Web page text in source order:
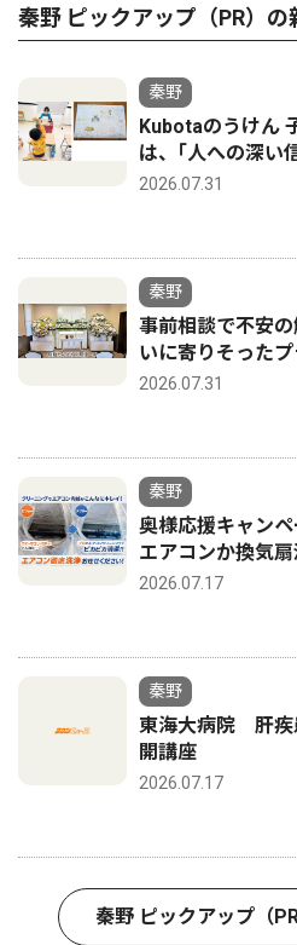
秦野 ピックアップ（PR）の
秦野
Kubotaのうけん
は、｢人への深い
2026.07.31
秦野
事前相談で不安
いに寄りそった
2026.07.31
秦野
奥様応援キャン
エアコンか換気
2026.07.17
秦野
東海大病院 肝
開講座
2026.07.17
秦野 ピックアップ（